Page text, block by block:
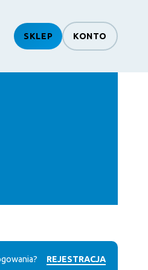
SKLEP KONTO
REJESTRACJA